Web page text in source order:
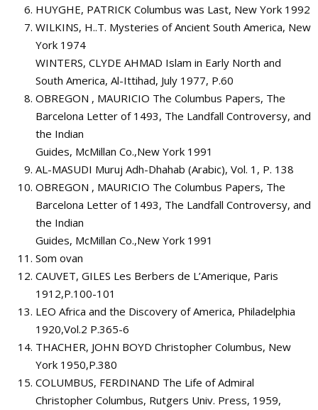
HUYGHE, PATRICK Columbus was Last, New York 1992
WILKINS, H..T. Mysteries of Ancient South America, New
York 1974
WINTERS, CLYDE AHMAD Islam in Early North and
South America, Al-Ittihad, July 1977, P.60
OBREGON , MAURICIO The Columbus Papers, The
Barcelona Letter of 1493, The Landfall Controversy, and
the Indian
Guides, McMillan Co.,New York 1991
AL-MASUDI Muruj Adh-Dhahab (Arabic), Vol. 1, P. 138
OBREGON , MAURICIO The Columbus Papers, The
Barcelona Letter of 1493, The Landfall Controversy, and
the Indian
Guides, McMillan Co.,New York 1991
Som ovan
CAUVET, GILES Les Berbers de L’Amerique, Paris
1912,P.100-101
LEO Africa and the Discovery of America, Philadelphia
1920,Vol.2 P.365-6
THACHER, JOHN BOYD Christopher Columbus, New
York 1950,P.380
COLUMBUS, FERDINAND The Life of Admiral
Christopher Columbus, Rutgers Univ. Press, 1959,